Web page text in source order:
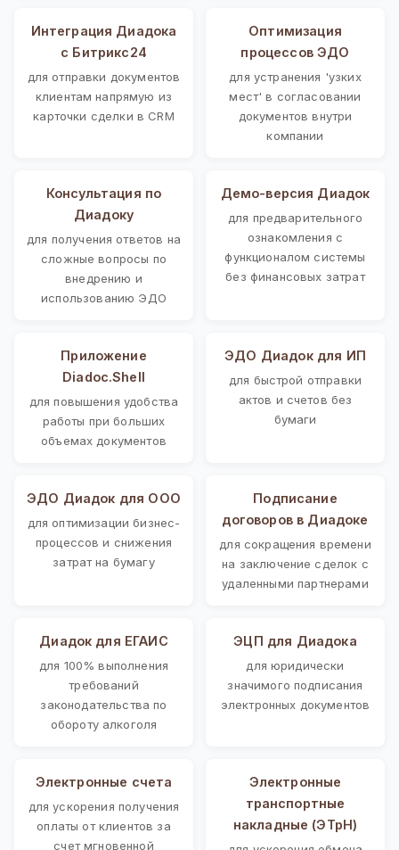
Интеграция Диадока
с Битрикс24
для отправки документов
клиентам напрямую из
карточки сделки в CRM
Оптимизация
процессов ЭДО
для устранения 'узких
мест' в согласовании
документов внутри
компании
Консультация по
Диадоку
для получения ответов на
сложные вопросы по
внедрению и
использованию ЭДО
Демо-версия Диадок
для предварительного
ознакомления с
функционалом системы
без финансовых затрат
Приложение
Diadoc.Shell
для повышения удобства
работы при больших
объемах документов
ЭДО Диадок для ИП
для быстрой отправки
актов и счетов без
бумаги
ЭДО Диадок для ООО
для оптимизации бизнес-
процессов и снижения
затрат на бумагу
Подписание
договоров в Диадоке
для сокращения времени
на заключение сделок с
удаленными партнерами
Диадок для ЕГАИС
для 100% выполнения
требований
законодательства по
обороту алкоголя
ЭЦП для Диадока
для юридически
значимого подписания
электронных документов
Электронные счета
для ускорения получения
оплаты от клиентов за
счет мгновенной
Электронные
транспортные
накладные (ЭТрН)